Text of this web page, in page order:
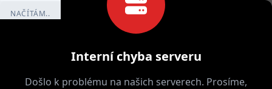
Interní chyba serveru
Došlo k problému na našich serverech. Prosíme,
NAČÍTÁM..